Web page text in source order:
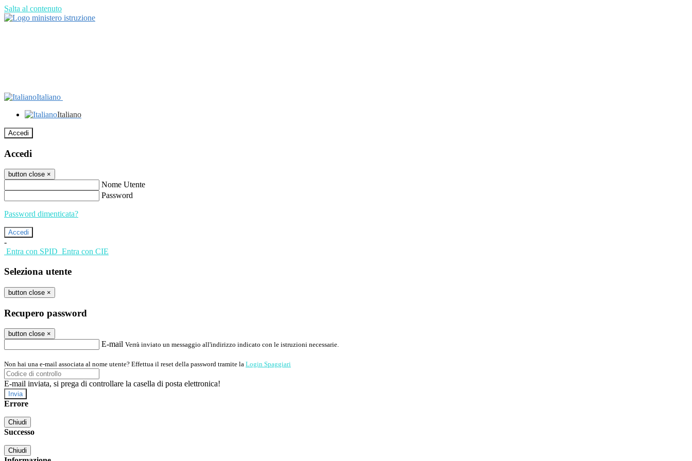
Salta al contenuto
Italiano
Italiano
Accedi
Accedi
button close ×
Nome Utente
Password
Password dimenticata?
-
Entra con SPID Entra con CIE
Seleziona utente
button close ×
Recupero password
button close ×
E-mail Verrà inviato un messaggio all'indirizzo indicato con le istruzioni necessarie.
Non hai una e-mail associata al nome utente? Effettua il reset della password tramite la Login Spaggiari
E-mail inviata, si prega di controllare la casella di posta elettronica!
Errore
Chiudi
Successo
Chiudi